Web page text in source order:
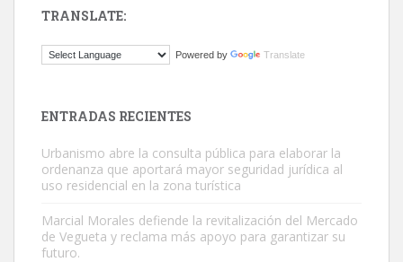
El ayuntamiento se va a llevar a Los Gatos callejeros de la zona los
Gato manso encontrado
TRANSLATE:
Powered by Translate
ENTRADAS RECIENTES
Urbanismo abre la consulta pública para elaborar la
ordenanza que aportará mayor seguridad jurídica al
uso residencial en la zona turística
Marcial Morales defiende la revitalización del Mercado
de Vegueta y reclama más apoyo para garantizar su
futuro.